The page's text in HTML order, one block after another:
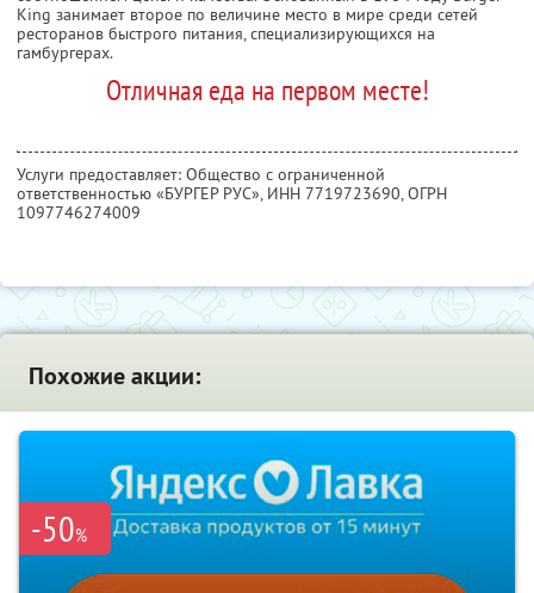
King занимает второе по величине место в мире среди сетей
ресторанов быстрого питания, специализирующихся на
гамбургерах.
Отличная еда на первом месте!
Услуги предоставляет: Общество с ограниченной
ответственностью «БУРГЕР РУС», ИНН 7719723690, ОГРН
1097746274009
Похожие акции:
-50%